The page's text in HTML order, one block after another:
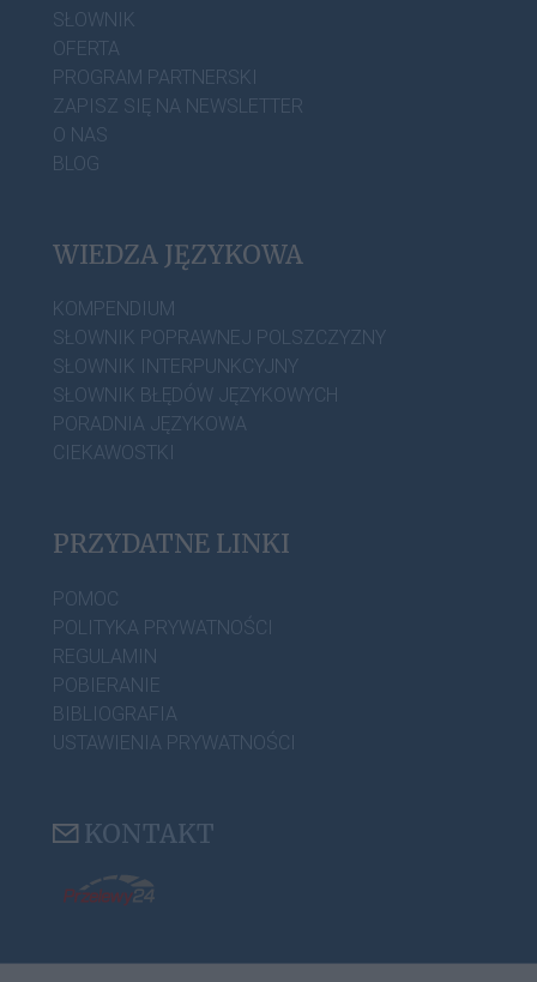
SŁOWNIK
OFERTA
PROGRAM PARTNERSKI
ZAPISZ SIĘ NA NEWSLETTER
O NAS
BLOG
WIEDZA JĘZYKOWA
KOMPENDIUM
SŁOWNIK POPRAWNEJ POLSZCZYZNY
SŁOWNIK INTERPUNKCYJNY
SŁOWNIK BŁĘDÓW JĘZYKOWYCH
PORADNIA JĘZYKOWA
CIEKAWOSTKI
PRZYDATNE LINKI
POMOC
POLITYKA PRYWATNOŚCI
REGULAMIN
POBIERANIE
BIBLIOGRAFIA
USTAWIENIA PRYWATNOŚCI
KONTAKT